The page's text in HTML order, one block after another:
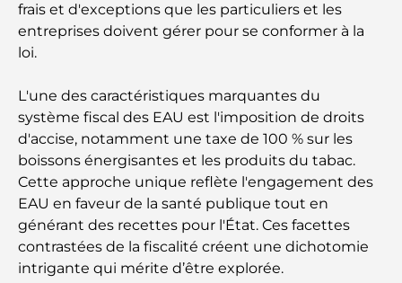
frais et d'exceptions que les particuliers et les
entreprises doivent gérer pour se conformer à la
loi.
L'une des caractéristiques marquantes du
système fiscal des EAU est l'imposition de droits
d'accise, notamment une taxe de 100 % sur les
boissons énergisantes et les produits du tabac.
Cette approche unique reflète l'engagement des
EAU en faveur de la santé publique tout en
générant des recettes pour l'État. Ces facettes
contrastées de la fiscalité créent une dichotomie
intrigante qui mérite d’être explorée.